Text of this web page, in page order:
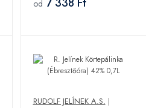
od
RUDOLF JELÍNEK A.S. |